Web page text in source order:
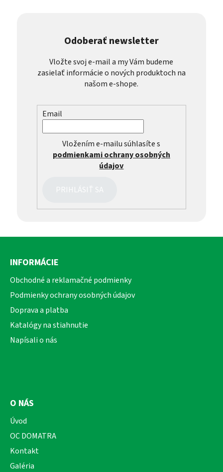
Odoberať newsletter
Vložte svoj e-mail a my Vám budeme
zasielať informácie o nových produktoch na
našom e-shope.
Email
Vložením e-mailu súhlasíte s
podmienkami ochrany osobných
údajov
PRIHLÁSIŤ SA
Z
INFORMÁCIE
Obchodné a reklamačné podmienky
Podmienky ochrany osobných údajov
Doprava a platba
Katalógy na stiahnutie
Napísali o nás
O NÁS
Úvod
OC DOMATRA
Kontakt
Galéria